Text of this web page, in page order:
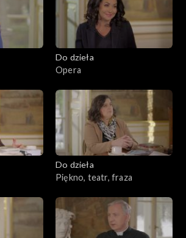
Do dzieła
Opera
Do dzieła
Piękno, teatr, fraza